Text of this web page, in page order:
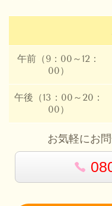
午前（9：00～12：
00）
午後（13：00～20：
00）
お気軽にお